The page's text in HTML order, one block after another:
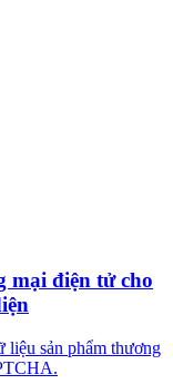
mại điện tử cho
liệu sản phẩm thương